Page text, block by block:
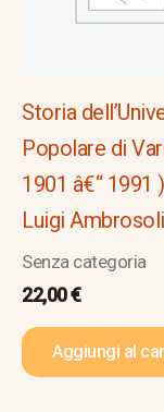
Storia
Popolare di
1901 â€“ 1991
Luigi Ambrosoli
Senza categoria
22,00€
Aggiungi al